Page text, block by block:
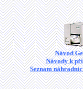
Návod
Návody k
Seznam